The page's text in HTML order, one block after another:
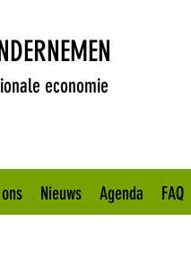
economie
Nieuws Agenda FAQ